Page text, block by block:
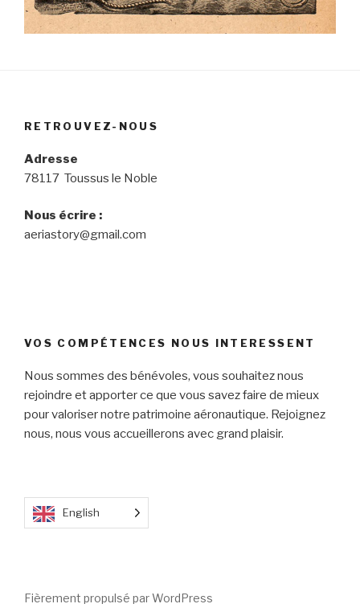
RETROUVEZ-NOUS
Adresse
78117 Toussus le Noble
Nous écrire :
aeriastory@gmail.com
VOS COMPÉTENCES NOUS INTERESSENT
Nous sommes des bénévoles, vous souhaitez nous
rejoindre et apporter ce que vous savez faire de mieux
pour valoriser notre patrimoine aéronautique. Rejoignez
nous, nous vous accueillerons avec grand plaisir.
English
Fièrement propulsé par WordPress